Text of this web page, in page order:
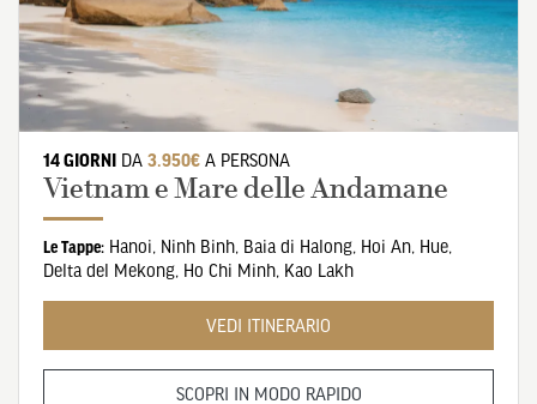
14 GIORNI DA 3.950€ A PERSONA
Vietnam e Mare delle Andamane
Le Tappe: Hanoi Ninh Binh, Baia di Halong, Hoi An, Hue,
Delta del Mekong Ho Chi Minh Kao Lakh
VEDI ITINERARIO
SCOPRI IN MODO RAPIDO